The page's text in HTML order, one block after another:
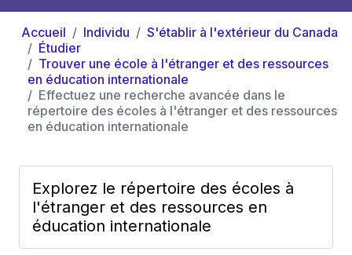
Accueil Individu
S'établir à l'extérieur du Canada
Étudier
Trouver une école à l'étranger et des ressources
en éducation internationale
Effectuez une recherche avancée dans le
répertoire des écoles à l'étranger et des ressources
en éducation internationale
Explorez le répertoire des écoles à
l'étranger et des ressources en
éducation internationale